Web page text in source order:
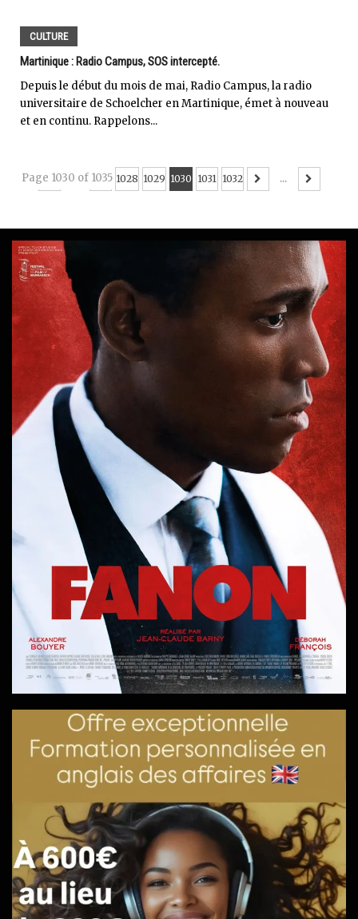
CULTURE
Martinique : Radio Campus, SOS intercepté.
Depuis le début du mois de mai, Radio Campus, la radio
universitaire de Schoelcher en Martinique, émet à nouveau
et en continu. Rappelons...
Page 1030 of 1035
... 1028 1029 1030 1031 1032 ...